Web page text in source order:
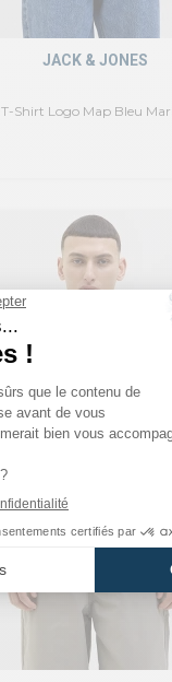
T-Shirt Logo Map Bleu
JACK & JONES